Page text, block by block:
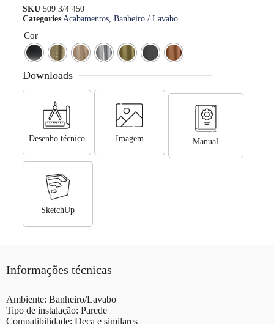
SKU 509 3/4 450
Categories Acabamentos, Banheiro / Lavabo
Cor
Downloads
Desenho técnico Imagem Manual
SketchUp
Informações técnicas
Ambiente: Banheiro/Lavabo
Tipo de instalação: Parede
Compatibilidade: Deca e similares